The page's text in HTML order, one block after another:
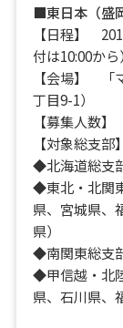
■東日本（盛
【日程】
付は10:00から）
【会場】 「
丁目9-1）
【募集人数
【対象総支部】
◆北海道総支
◆東北・北関
県、宮城県、
県）
◆南関東総支
◆甲信越・北
県、石川県、